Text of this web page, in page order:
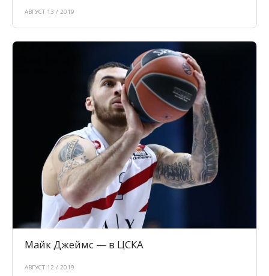
АВГУСТ 13 / 2019
Майк Джеймс — в ЦСКА
АВГУСТ 12 / 2019